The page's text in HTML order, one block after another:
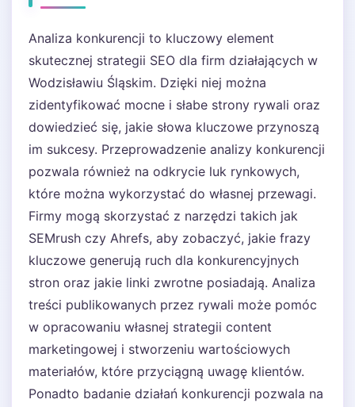
Analiza konkurencji to kluczowy element
skutecznej strategii SEO dla firm działających w
Wodzisławiu Śląskim. Dzięki niej można
zidentyfikować mocne i słabe strony rywali oraz
dowiedzieć się, jakie słowa kluczowe przynoszą
im sukcesy. Przeprowadzenie analizy konkurencji
pozwala również na odkrycie luk rynkowych,
które można wykorzystać do własnej przewagi.
Firmy mogą skorzystać z narzędzi takich jak
SEMrush czy Ahrefs, aby zobaczyć, jakie frazy
kluczowe generują ruch dla konkurencyjnych
stron oraz jakie linki zwrotne posiadają. Analiza
treści publikowanych przez rywali może pomóc
w opracowaniu własnej strategii content
marketingowej i stworzeniu wartościowych
materiałów, które przyciągną uwagę klientów.
Ponadto badanie działań konkurencji pozwala na